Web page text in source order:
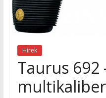
Hírek
Taurus 692